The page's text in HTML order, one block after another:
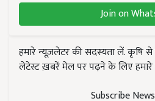
Join on
हमारे न्यूज़लेटर की सदस्यता लें. कृषि
लेटेस्ट ख़बरें मेल पर पढ़ने के लिए
Subscribe